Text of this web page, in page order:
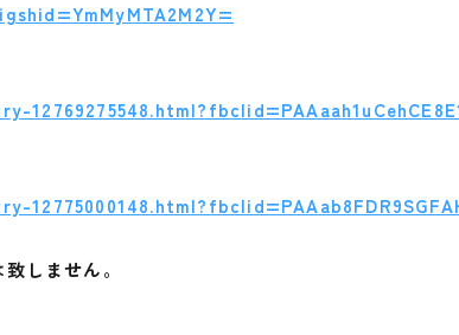
しません。